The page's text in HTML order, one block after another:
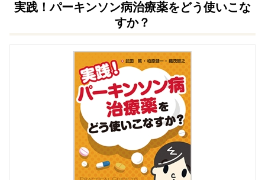
実践！パーキンソン病治療薬をどう使いこな
すか？